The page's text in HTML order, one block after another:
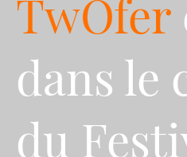
TwOfer
dans le
du